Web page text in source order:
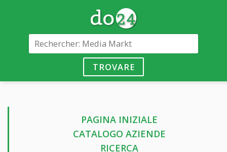
TROVARE
PAGINA INIZIALE
CATALOGO AZIENDE
RICERCA